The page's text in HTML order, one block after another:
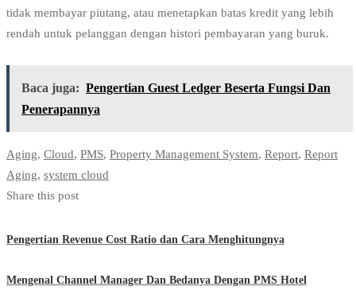
tidak membayar piutang, atau menetapkan batas kredit yang lebih
rendah untuk pelanggan dengan histori pembayaran yang buruk.
Baca juga: Pengertian Guest Ledger Beserta Fungsi Dan
Penerapannya
Aging, Cloud, PMS, Property Management System, Report, Report
Aging, system cloud
Share this post
Pengertian Revenue Cost Ratio dan Cara Menghitungnya
Mengenal Channel Manager Dan Bedanya Dengan PMS Hotel